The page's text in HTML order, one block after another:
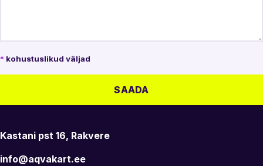
* kohustuslikud väljad
SAADA
Kastani pst 16, Rakvere
info@aqvakart.ee